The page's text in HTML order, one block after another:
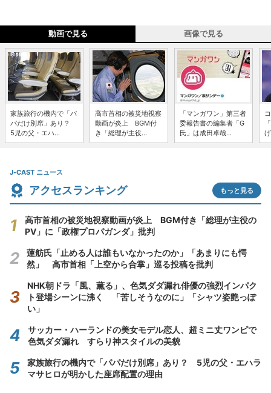
動画で見る 画像で見る
家族旅行の機内で「パ
パだけ別席」あり？
5児の父・エハ...
高市首相の被災地視察
動画が炎上 BGM付
き「総理が主役...
「マンガワン」第三者
委報告書の編集者「G
氏」は成田卓哉...
J-CAST ニュース
アクセスランキング もっと見る
高市首相の被災地視察動画が炎上 BGM付き「総理が主役の
PV」に「政権プロパガンダ」批判
蓮舫氏「止める人は誰もいなかったのか」「あまりにも愕
然」 高市首相「上空から合掌」巡る投稿を批判
NHK朝ドラ「風、薫る」、色気ダダ漏れ俳優の強烈インパク
ト登場シーンに沸く 「苦しそうなのに」「シャツ姿艶っぽ
い」
サッカー・ハーランドの美女モデル恋人、超ミニ丈ワンピで
色気ダダ漏れ すらり神スタイルの美貌
家族旅行の機内で「パパだけ別席」あり？ 5児の父・エハラ
マサヒロが明かした座席配置の理由